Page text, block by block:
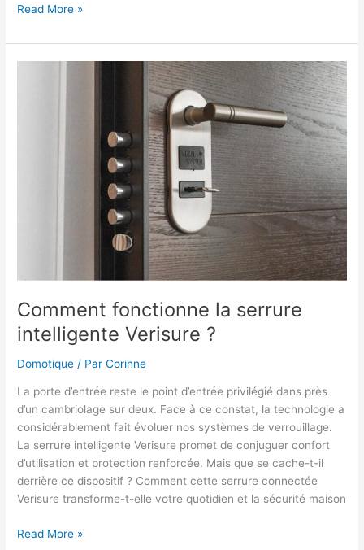
Camping-
intelligent,
quand
Read More »
Comment fonctionne la serrure
intelligente Verisure ?
Domotique / ParCorinne
La porte d’entrée reste le point d’entrée privilégié dans près
d’un cambriolage sur deux. Face à ce constat, la technologie a
considérablement fait évoluer nos systèmes de verrouillage.
La serrure intelligente Verisure promet de conjuguer confort
d’utilisation et protection renforcée. Mais que se cache-t-il
derrière ce dispositif ? Comment cette serrure connectée
Verisure transforme-t-elle votre quotidien et la sécurité maison
Comment
Read More »